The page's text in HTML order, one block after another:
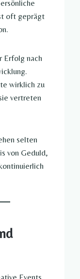
oft geprägt
Erfolg nach
wirklich zu
vertreten
selten
von Geduld,